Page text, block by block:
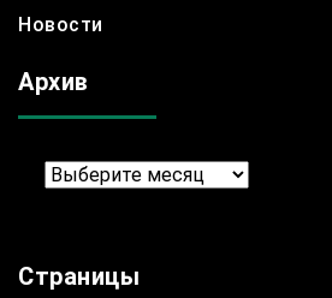
Новости
Архив
Архив
Страницы